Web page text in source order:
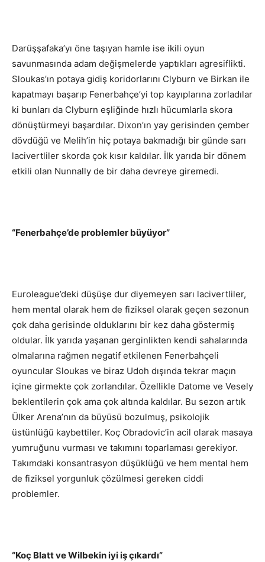
Darüşşafaka’yı öne taşıyan hamle ise ikili oyun
savunmasında adam değişmelerde yaptıkları agresiflikti.
Sloukas’ın potaya gidiş koridorlarını Clyburn ve Birkan ile
kapatmayı başarıp Fenerbahçe’yi top kayıplarına zorladılar
ki bunları da Clyburn eşliğinde hızlı hücumlarla skora
dönüştürmeyi başardılar. Dixon’ın yay gerisinden çember
dövdüğü ve Melih’in hiç potaya bakmadığı bir günde sarı
lacivertliler skorda çok kısır kaldılar. İlk yarıda bir dönem
etkili olan Nunnally de bir daha devreye giremedi.
“Fenerbahçe’de problemler büyüyor”
Euroleague’deki düşüşe dur diyemeyen sarı lacivertliler,
hem mental olarak hem de fiziksel olarak geçen sezonun
çok daha gerisinde olduklarını bir kez daha göstermiş
oldular. İlk yarıda yaşanan gerginlikten kendi sahalarında
olmalarına rağmen negatif etkilenen Fenerbahçeli
oyuncular Sloukas ve biraz Udoh dışında tekrar maçın
içine girmekte çok zorlandılar. Özellikle Datome ve Vesely
beklentilerin çok ama çok altında kaldılar. Bu sezon artık
Ülker Arena’nın da büyüsü bozulmuş, psikolojik
üstünlüğü kaybettiler. Koç Obradovic’in acil olarak masaya
yumruğunu vurması ve takımını toparlaması gerekiyor.
Takımdaki konsantrasyon düşüklüğü ve hem mental hem
de fiziksel yorgunluk çözülmesi gereken ciddi
problemler.
“Koç Blatt ve Wilbekin iyi iş çıkardı”